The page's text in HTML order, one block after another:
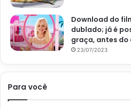
Download do
dublado; já é
graça, antes do
23/07/2023
Para você